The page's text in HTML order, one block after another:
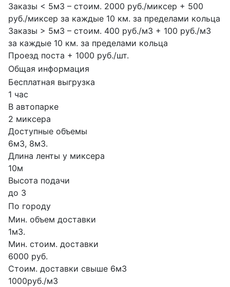
Заказы < 5м3 – стоим. 2000 руб./миксер + 500
руб./миксер за каждые 10 км. за пределами кольца
Заказы > 5м3 – стоим. 400 руб./м3 + 100 руб./м3
за каждые 10 км. за пределами кольца
Проезд поста + 1000 руб./шт.
Общая информация
Бесплатная выгрузка
1 час
В автопарке
2 миксера
Доступные объемы
6м3, 8м3.
Длина ленты у миксера
10м
Высота подачи
до 3
По городу
Мин. объем доставки
1м3.
Мин. стоим. доставки
6000 руб.
Стоим. доставки свыше 6м3
1000руб./м3